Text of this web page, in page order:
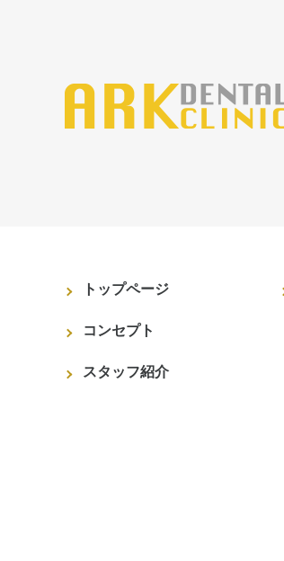
トップページ
コンセプト
スタッフ紹介